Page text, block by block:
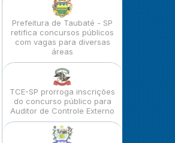
Prefeitura de Taubaté - SP
retifica concursos públicos
com vagas para diversas
áreas
TCE-SP prorroga inscrições
do concurso público para
Auditor de Controle Externo